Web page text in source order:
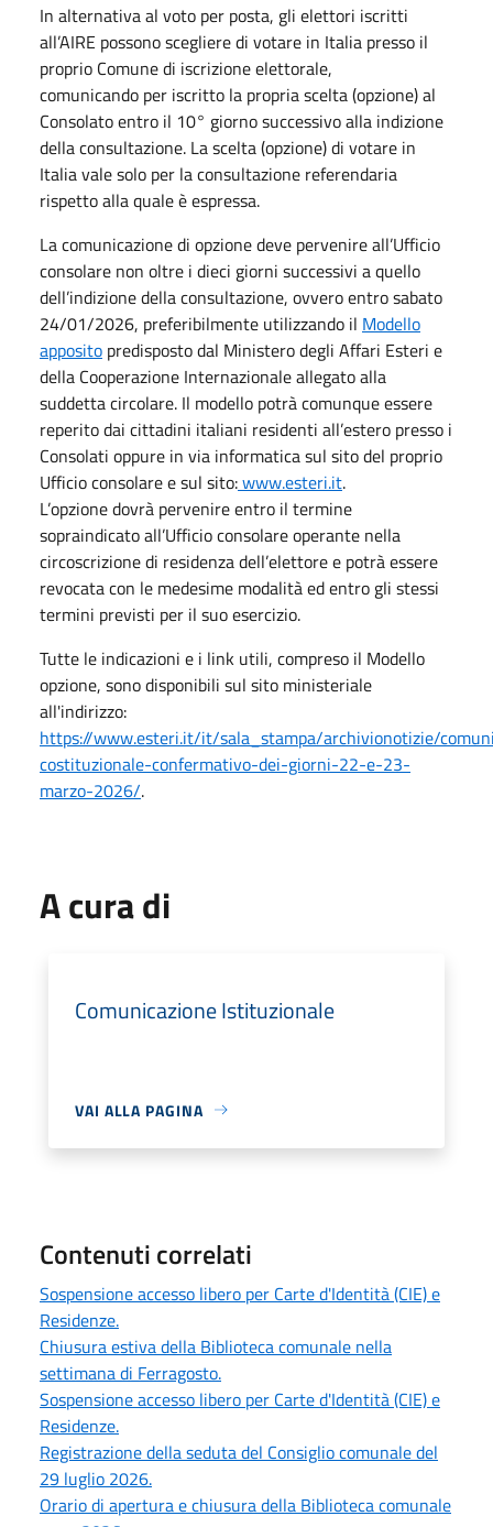
In alternativa al voto per posta, gli elettori iscritti
all’AIRE possono scegliere di votare in Italia presso il
proprio Comune di iscrizione elettorale,
comunicando per iscritto la propria scelta (opzione) al
Consolato entro il 10° giorno successivo alla indizione
della consultazione. La scelta (opzione) di votare in
Italia vale solo per la consultazione referendaria
rispetto alla quale è espressa.
La comunicazione di opzionedeve pervenire all’Ufficio
consolare non oltre i dieci giorni successivi a quello
dell’indizione della consultazione, ovvero entro sabato
24/01/2026, preferibilmente utilizzando il Modello
apposito predisposto dal Ministero degli Affari Esteri e
della Cooperazione Internazionale allegato alla
suddetta circolare. Il modello potrà comunque essere
reperito dai cittadini italiani residenti all’estero presso i
Consolati oppure in via informatica sul sito del proprio
Ufficio consolare e sul sito:www.esteri.it.
L’opzione dovrà pervenire entro il termine
sopraindicato all’Ufficio consolare operante nella
circoscrizione di residenza dell’elettore e potrà essere
revocata con le medesime modalità ed entro gli stessi
termini previsti per il suo esercizio.
Tutte le indicazioni e i link utili, compreso il Modello
opzione, sono disponibili sul sito ministeriale
all'indirizzo:
https://www.esteri.it/it/sala_stampa/archivionotizie/
costituzionale-confermativo-dei-giorni-22-e-23-
marzo-2026/.
A cura di
Comunicazione Istituzionale
VAI ALLA PAGINA
Contenuti correlati
Sospensione accesso libero per Carte d'Identità (CIE) e
Residenze.
Chiusura estiva della Biblioteca comunale nella
settimana di Ferragosto.
Sospensione accesso libero per Carte d'Identità (CIE) e
Residenze.
Registrazione della seduta del Consiglio comunale del
29 luglio 2026.
Orario di apertura e chiusura della Biblioteca comunale